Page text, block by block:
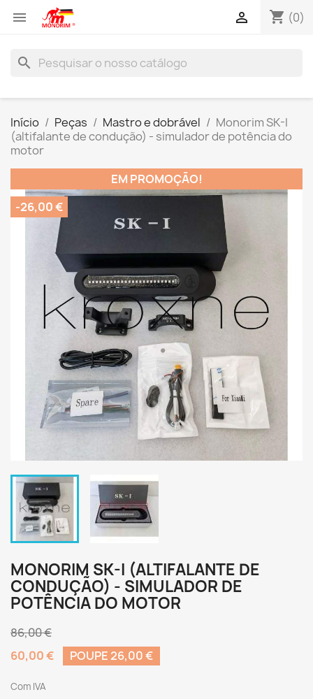
 shopping_cart (0)

search
Início Peças Mastro e dobrável
Monorim SK-I
(altifalante de condução) - simulador de potência do
motor
EM PROMOÇÃO!
-26,00 €
MONORIM SK-I (ALTIFALANTE DE
CONDUÇÃO) - SIMULADOR DE
POTÊNCIA DO MOTOR
86,00 €
60,00 €
POUPE 26,00 €
Com IVA